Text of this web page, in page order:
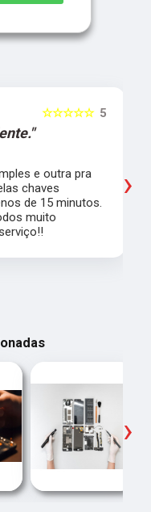
5
☆☆☆☆☆
e outra pra
chaves
de 15 minutos.
muito
›
›